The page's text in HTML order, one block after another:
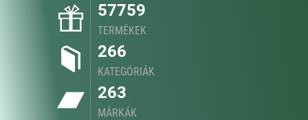
57759
TERMÉKEK
266
KATEGÓRIÁK
263
MÁRKÁK